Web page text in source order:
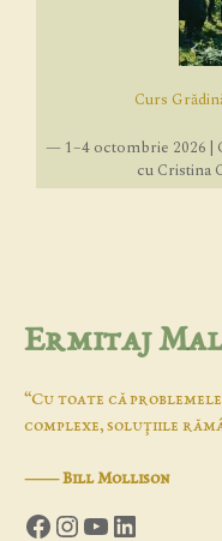
Curs
— 1–4 octombrie 2026 |
cu Cristina
Ermitaj
“Cu toate că
complexe, soluţiile
―Bill Mollison
Facebook
Instagram
YouTube
LinkedIn